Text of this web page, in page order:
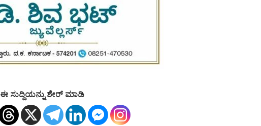
ಈ ಸುದ್ದಿಯನ್ನು ಶೇರ್ ಮಾಡಿ